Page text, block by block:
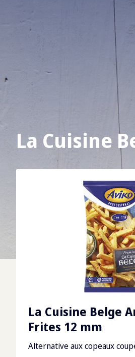
La Cuisine
La Cuisine Belge
Frites 12 mm
Alternative aux copeaux